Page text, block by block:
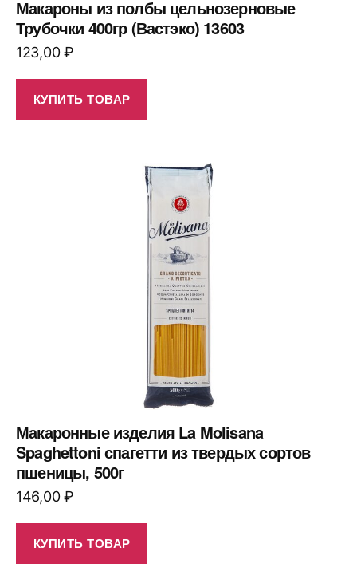
Макароны из полбы цельнозерновые
Трубочки 400гр (Вастэко) 13603
123,00₽
КУПИТЬ ТОВАР
Макаронные изделия La Molisana
Spaghettoni спагетти из твердых сортов
пшеницы, 500г
146,00₽
КУПИТЬ ТОВАР